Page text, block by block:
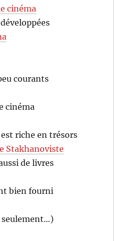
cinéma
courants
cinéma
riche en trésors
Stakhanoviste
de livres
bien fourni
seulement…)